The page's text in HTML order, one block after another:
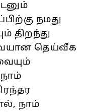
நமது
திறந்து
தெய்வீக
நாம்